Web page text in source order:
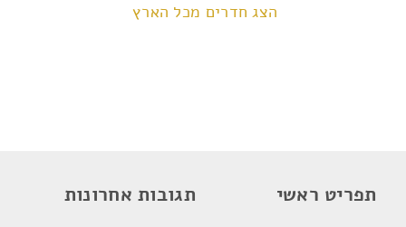
הצג חדרים מכל הארץ
תפריט ראשי תגובות אחרונות